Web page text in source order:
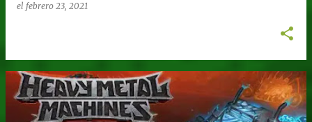
el febrero 23, 2021